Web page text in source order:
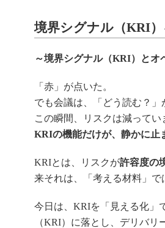
境界シグナル（KRI
～境界シグナル（KRI）とオ
「赤」が点いた。
でも会議は、「どう読む？」
この瞬間、リスクは減ってい
KRIの機能だけが、静かに止
KRIとは、リスクが許容度の
来それは、「考える材料」で
今日は、KRIを「見える化」
（KRI）に落とし、デリバリ